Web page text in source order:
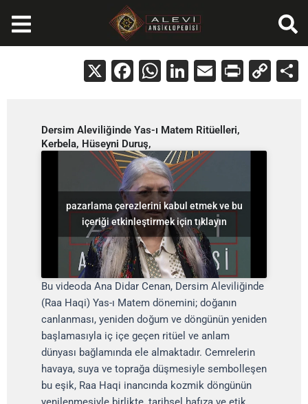
atla
X Facebook
WhatsApp
LinkedIn
EmailPrint
Dersim Aleviliğinde Yas-ı Matem Ritüelleri,
Kerbela, Hüseyni Duruş,
pazarlama çerezlerini kabul etmek ve bu
içeriği etkinleştirmek için tıklayın
Bu videoda Ana Didar Cenan, Dersim Aleviliğinde
(Raa Haqi) Yas-ı Matem dönemini; doğanın
canlanması, yeniden doğum ve döngünün yeniden
başlamasıyla iç içe geçen ritüel ve anlam
dünyası bağlamında ele almaktadır. Cemrelerin
havaya, suya ve toprağa düşmesiyle sembolleşen
bu eşik, Raa Haqi inancında kozmik döngünün